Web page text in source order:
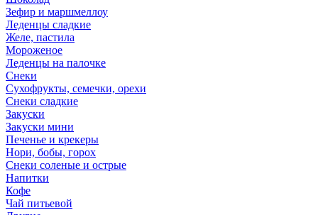
Зефир и маршмеллоу
Леденцы сладкие
Желе, пастила
Мороженое
Леденцы на палочке
Снеки
Сухофрукты, семечки, орехи
Снеки сладкие
Закуски
Закуски мини
Печенье и крекеры
Нори, бобы, горох
Снеки соленые и острые
Напитки
Кофе
Чай питьевой